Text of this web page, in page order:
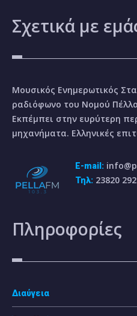
Σχετικά με
Μουσικός Ενημερωτικός
ραδιόφωνο του Νομού
Εκπέμπει στην ευρύτερη
μηχανήματα. Ελληνικές
E-mail:
Τηλ: 23820
Πληροφορίες
Διαύγεια